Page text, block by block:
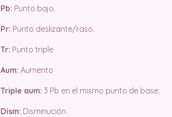
Pb: Punto bajo.
Pr: Punto deslizante/raso.
Tr: Punto triple
Aum: Aumento
Triple aum: 3 Pb en el mismo punto de base.
Dism: Disminución